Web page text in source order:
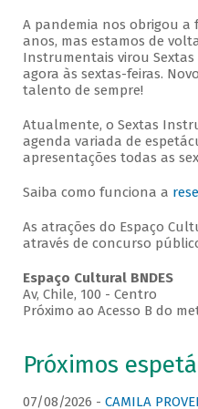
A pandemia nos obrigou a
anos, mas estamos de
Instrumentais virou
agora às sextas-feiras.
talento de sempre!
Atualmente, o Sextas
agenda variada de
apresentações todas as
Saiba como funciona a
As atrações do Espaço
através de concurso
Espaço Cultural BNDES
Av, Chile, 100 - Centro
Próximo ao Acesso B do
Próximos
07/08/2026 - CAMILA